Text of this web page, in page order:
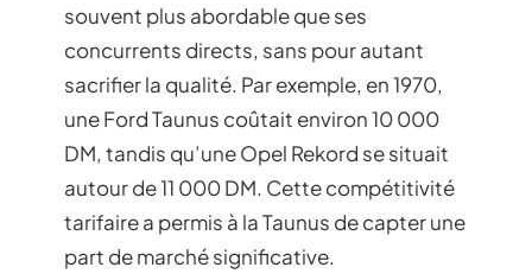
souvent plus abordable que ses
concurrents directs, sans pour autant
sacrifier la qualité. Par exemple, en 1970,
une Ford Taunus coûtait environ 10 000
DM, tandis qu’une Opel Rekord se situait
autour de 11 000 DM. Cette compétitivité
tarifaire a permis à la Taunus de capter une
part de marché significative.